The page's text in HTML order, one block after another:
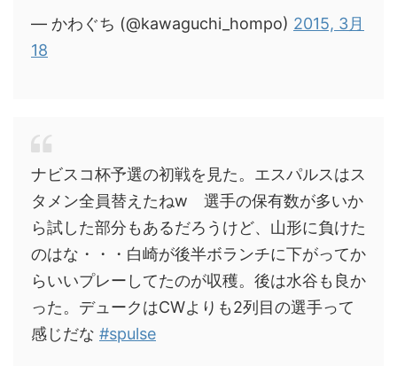
— かわぐち (@kawaguchi_hompo) 2015, 3月
18
ナビスコ杯予選の初戦を見た。エスパルスはス
タメン全員替えたねw 選手の保有数が多いか
ら試した部分もあるだろうけど、山形に負けた
のはな・・・白崎が後半ボランチに下がってか
らいいプレーしてたのが収穫。後は水谷も良か
った。デュークはCWよりも2列目の選手って
感じだな #spulse